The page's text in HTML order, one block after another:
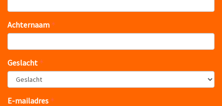
Achternaam
Geslacht
E-mailadres